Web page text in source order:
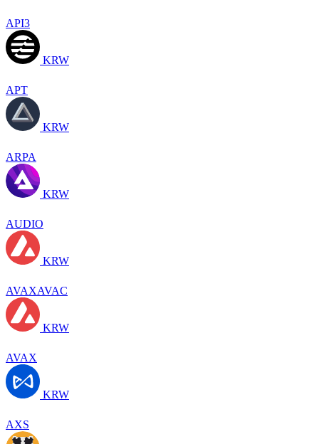
API3
KRW
APT
KRW
ARPA
KRW
AUDIO
KRW
AVAXAVAC
KRW
AVAX
KRW
AXS